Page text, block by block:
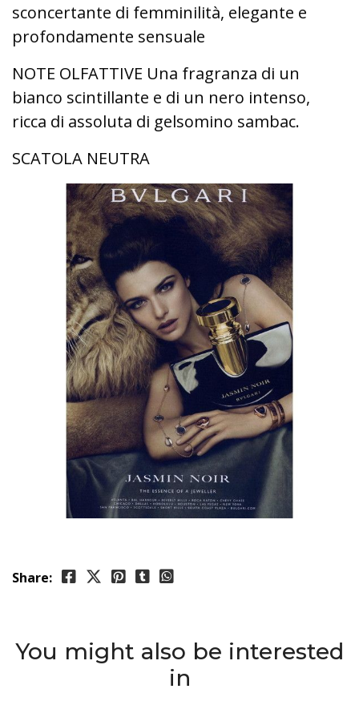
sconcertante di femminilità, elegante e
profondamente sensuale
NOTE OLFATTIVE Una fragranza di un
bianco scintillante e di un nero intenso,
ricca di assoluta di gelsomino sambac.
SCATOLA NEUTRA
Share:
You might also be interested
in